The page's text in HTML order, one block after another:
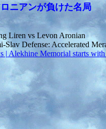
ニアンが負けた名局
Liren vs Levon Aronian
Slav Defense: Accelerated
| Alekhine Memorial starts with